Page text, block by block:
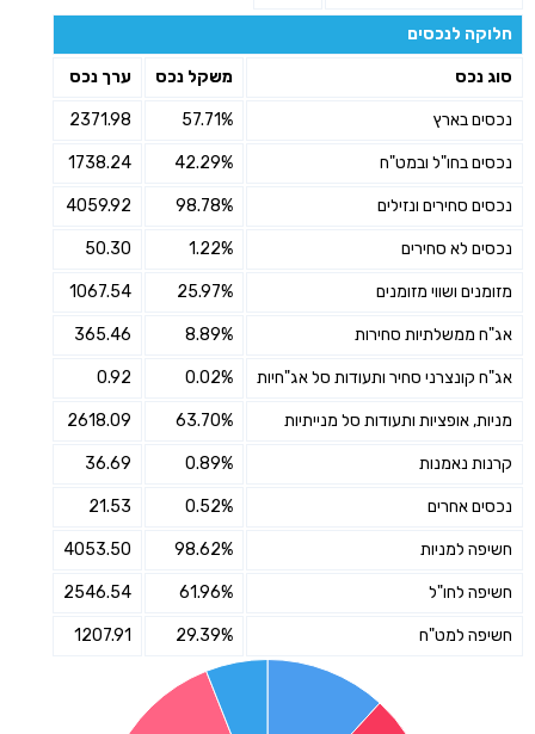
חלוקה לנכסים
סוג נכס משקל נכס ערך נכס
נכסים בארץ 57.71%
2371.98
נכסים בחו"ל ובמט"ח 42.29%
1738.24
נכסים סחירים ונזילים 98.78%
4059.92
נכסים לא סחירים 1.22%
50.30
מזומנים ושווי מזומנים 25.97%
1067.54
אג"ח ממשלתיות סחירות 8.89%
365.46
אג"ח קונצרני סחיר ותעודות סל אג"חיות 0.02%
0.92
מניות, אופציות ותעודות סל מנייתיות 63.70%
2618.09
קרנות נאמנות 0.89%
36.69
נכסים אחרים 0.52%
21.53
חשיפה למניות 98.62%
4053.50
חשיפה לחו"ל 61.96%
2546.54
חשיפה למט"ח 29.39%
1207.91